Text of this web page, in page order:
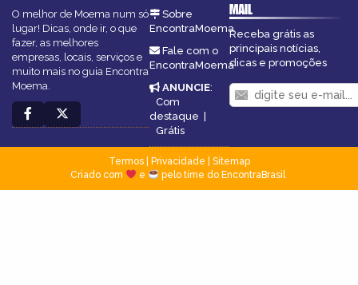
O melhor de Moema num só
lugar! Dicas, onde ir, o que
fazer, as melhores
empresas, locais, serviços e
muito mais no guia Encontra
Moema.
Sobre
EncontraMoema
Fale com o
EncontraMoema
ANUNCIE:
Com
destaque
Grátis
MAIL
Receba grátis as
principais notícias,
dicas e promoções
Termos| Privacidade
Sitemap
Criado com
e pelo time do EncontraBrasil